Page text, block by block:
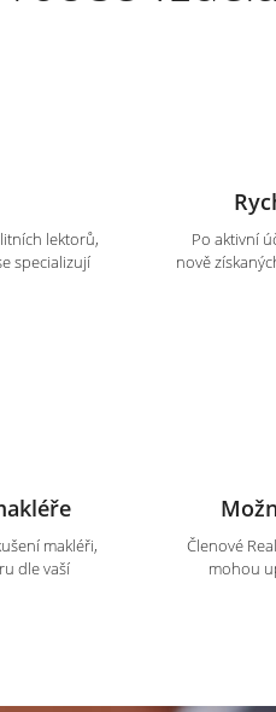
lektorů,
specializují
Po aktivní
nově
makléři,
dle vaší
Členové
mohou